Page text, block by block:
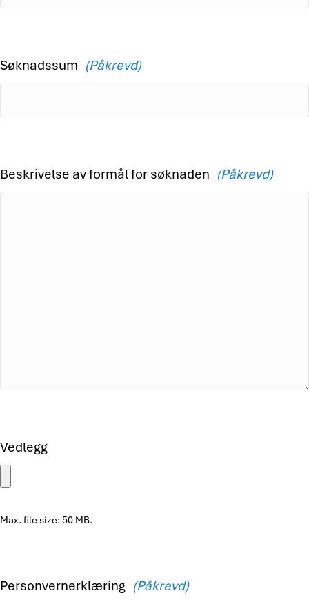
Søknadssum (Påkrevd)
Beskrivelse av formål for søknaden (Påkrevd)
Vedlegg
Max. file size: 50 MB.
Personvernerklæring (Påkrevd)